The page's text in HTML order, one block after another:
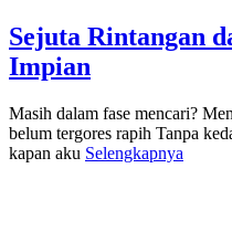
Sejuta Rintangan
Impian
Masih dalam fase mencari?
belum tergores rapih Tanpa
kapan aku Selengkapnya